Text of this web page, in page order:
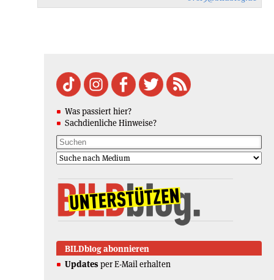
Was passiert hier?
Sachdienliche Hinweise?
BILDblog abonnieren
Updates per E-Mail erhalten